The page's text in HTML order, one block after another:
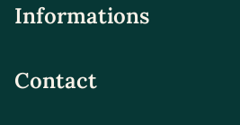
Informations
Contact